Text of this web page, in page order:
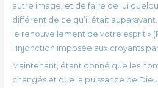
autre image, et de faire de lui
différent de ce qu’il était
le renouvellement de votre esprit »
l’injonction imposée aux croyants
Maintenant, étant donné que les
changés et que la puissance de